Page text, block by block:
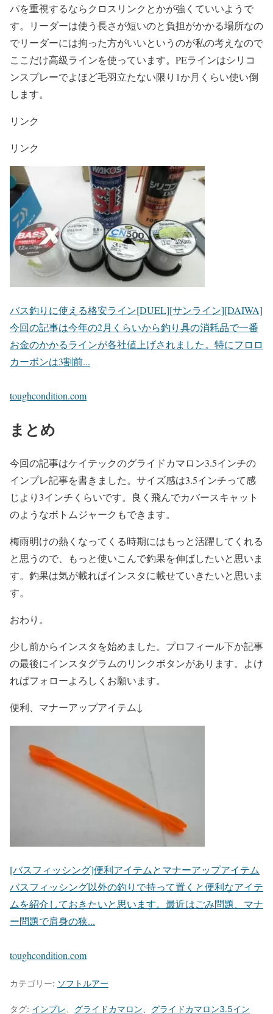
パを重視するならクロスリンクとかが強くていいようで
す。リーダーは使う長さが短いのと負担がかかる場所なの
でリーダーには拘った方がいいというのが私の考えなので
ここだけ高級ラインを使っています。PEラインはシリコ
ンスプレーでよほど毛羽立たない限り1か月くらい使い倒
します。
リンク
リンク
バス釣りに使える格安ライン[DUEL][サンライン][DAIWA]
今回の記事は今年の2月くらいから釣り具の消耗品で一番
お金のかかるラインが各社値上げされました。特にフロロ
カーボンは3割前...
toughcondition.com
まとめ
今回の記事はケイテックのグライドカマロン3.5インチの
インプレ記事を書きました。サイズ感は3.5インチって感
じより3インチくらいです。良く飛んでカバースキャット
のようなボトムジャークもできます。
梅雨明けの熱くなってくる時期にはもっと活躍してくれる
と思うので、もっと使いこんで釣果を伸ばしたいと思いま
す。釣果は気が載ればインスタに載せていきたいと思いま
す。
おわり。
少し前からインスタを始めました。プロフィール下か記事
の最後にインスタグラムのリンクボタンがあります。よけ
ればフォローよろしくお願います。
便利、マナーアップアイテム↓
[バスフィッシング]便利アイテムとマナーアップアイテム
バスフィッシング以外の釣りで持って置くと便利なアイテ
ムを紹介しておきたいと思います。最近はごみ問題、マナ
ー問題で肩身の狭...
toughcondition.com
カテゴリー: ソフトルアー
タグ: インプレ グライドカマロン グライドカマロン3.5イン